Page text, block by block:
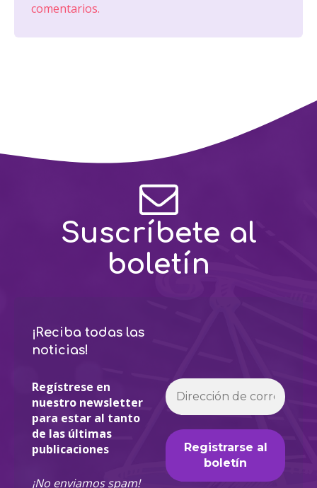
comentarios.
Suscríbete al
boletín
¡Reciba todas las
noticias!
Regístrese en
nuestro newsletter
para estar al tanto
de las últimas
publicaciones
¡No enviamos spam!